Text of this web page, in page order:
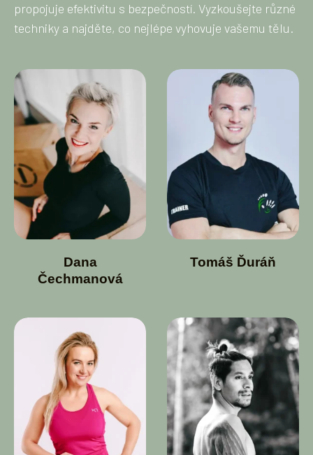
propojuje efektivitu s bezpečností. Vyzkoušejte různé
techniky a najděte, co nejlépe vyhovuje vašemu tělu.
Dana
Čechmanová
Tomáš Ďuráň